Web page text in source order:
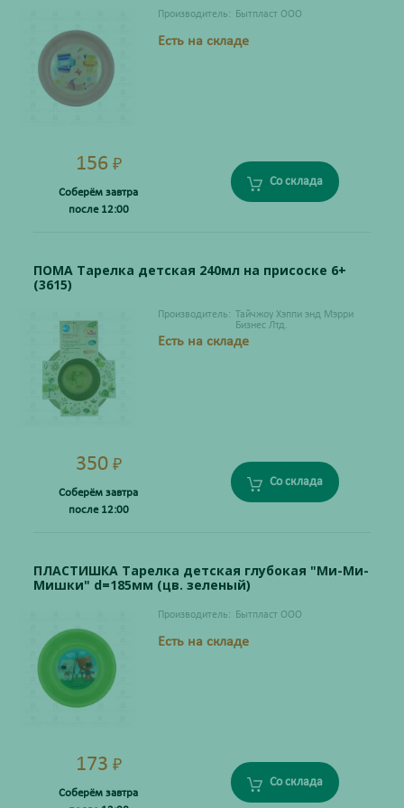
Производитель: Бытпласт ООО
Есть на складе
156 ₽
Соберём завтра
после 12:00
Со склада
ПОМА Тарелка детская 240мл на присоске 6+
(3615)
Производитель:
Тайчжоу Хэппи энд Мэрри
Бизнес Лтд.
Есть на складе
350 ₽
Соберём завтра
после 12:00
Со склада
ПЛАСТИШКА Тарелка детская глубокая "Ми-Ми-
Мишки" d=185мм (цв. зеленый)
Производитель: Бытпласт ООО
Есть на складе
173 ₽
Соберём завтра
Со склада